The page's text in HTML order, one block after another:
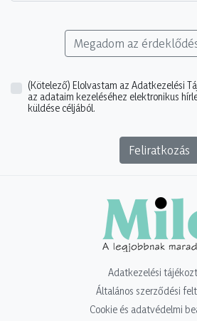
Megadom az
(Kötelező) Elolvastam az Adatkezelési
az adataim kezeléséhez elektronikus
küldése céljából.
Feliratkozás
Adatkezelési
Általános szerződési
Cookie és adatvédelmi